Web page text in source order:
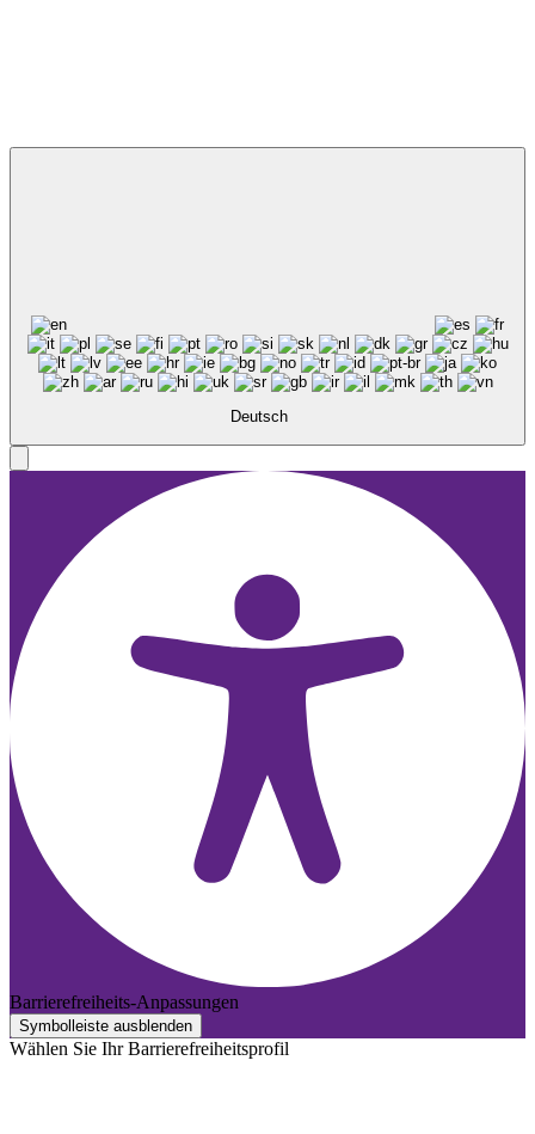
Deutsch
Barrierefreiheits-Anpassungen
Symbolleiste ausblenden
Wählen Sie Ihr Barrierefreiheitsprofil